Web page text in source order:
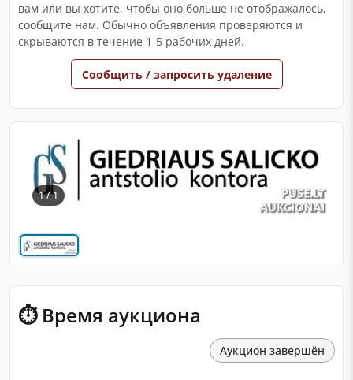
1 / 1
⏱ Время аукциона
Аукцион завершён
вам или вы хотите, чтобы оно больше не отображалось,
сообщите нам. Обычно объявления проверяются и
скрываются в течение 1-5 рабочих дней.
Сообщить / запросить удаление